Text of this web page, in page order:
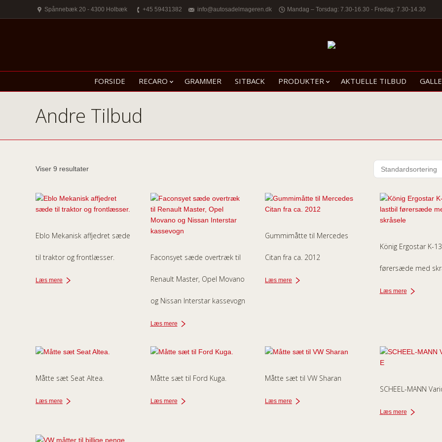
Spånnebæk 20 - 4300 Holbæk +45 59431382 info@autosadelmageren.dk Mandag – Torsdag: 7.30-16.30 - Fredag: 7.30-14.30
FORSIDE RECARO GRAMMER SITBACK PRODUKTER AKTUELLE TILBUD
Andre Tilbud
Viser 9 resultater
Eblo Mekanisk affjedret sæde
til traktor og frontlæsser.
Læs mere
Faconsyet sæde overtræk til
Renault Master, Opel Movano
og Nissan Interstar kassevogn
Læs mere
Gummimåtte til Mercedes
Citan fra ca. 2012
Læs mere
König Ergostar K-
førersæde med
Læs mere
Måtte sæt Seat Altea.
Læs mere
Måtte sæt til Ford Kuga.
Læs mere
Måtte sæt til VW Sharan
Læs mere
SCHEEL-MANN
Læs mere